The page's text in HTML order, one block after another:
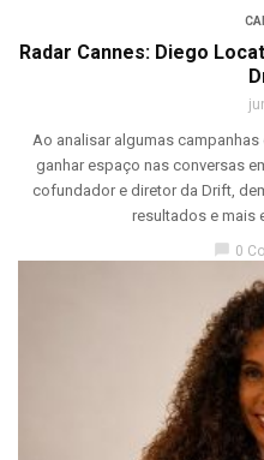
Radar Cannes: Diego
Ao analisar algumas
ganhar espaço nas conversas
cofundador e diretor da Drift,
resultados e mais
0